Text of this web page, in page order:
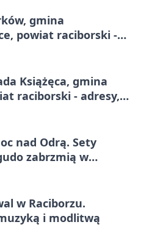
gmina
powiat raciborski -
Książęca, gmina
raciborski - adresy,
nad Odrą. Sety
zabrzmią w
w Raciborzu.
i modlitwą